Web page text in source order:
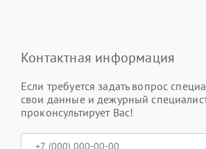
Контактная информация
Если требуется задать вопрос
свои данные и дежурный
проконсультирует Вас!